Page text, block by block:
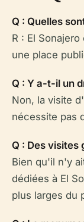
Q : Quelles
R : El
une place
Q : Y a-t-il un
Non, la visite
nécessite pas
Q : Des visites
Bien qu'il n'y
dédiées à El
plus larges du